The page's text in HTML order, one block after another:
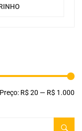
Preço: R$ 20 — R$ 1.000